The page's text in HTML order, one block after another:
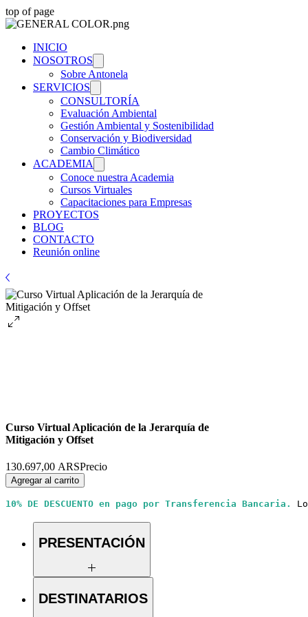
top of page
INICIO
NOSOTROS
Sobre Antonela
SERVICIOS
CONSULTORÍA
Evaluación Ambiental
Gestión Ambiental y Sostenibilidad
Conservación y Biodiversidad
Cambio Climático
ACADEMIA
Conoce nuestra Academia
Cursos Virtuales
Capacitaciones para Empresas
PROYECTOS
BLOG
CONTACTO
Reunión online
Curso Virtual Aplicación de la Jerarquía de
Mitigación y Offset
130.697,00 ARSPrecio
Agregar al carrito
10% DE DESCUENTO en pago por Transferencia Bancaria.
PRESENTACIÓN
Curso equivalente a 25 hs de estudio.
DESTINATARIOS